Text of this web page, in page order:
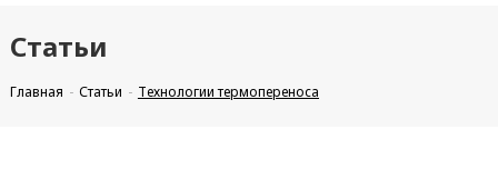
Статьи
Главная Статьи Технологии термопереноса